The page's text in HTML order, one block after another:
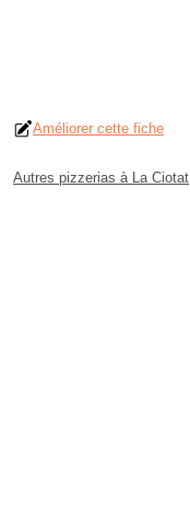
Améliorer cette fiche
Autres pizzerias à La Ciotat